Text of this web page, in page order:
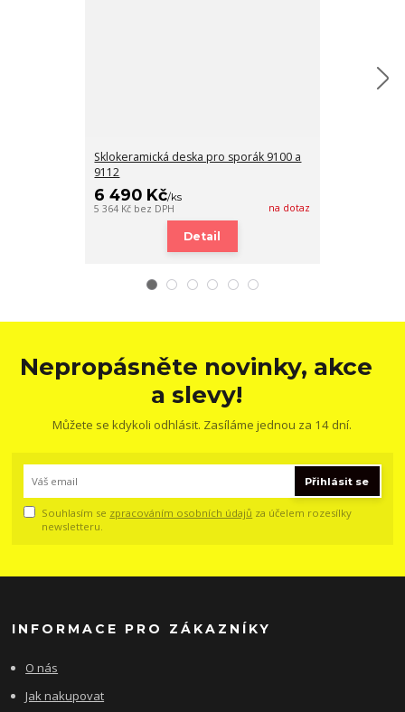
Sklokeramická deska pro sporák 9100 a
9112
6 490 Kč/ks
5 364 Kč bez DPH na dotaz
Detail
Nepropásněte novinky, akce
a slevy!
Můžete se kdykoli odhlásit. Zasíláme jednou za 14 dní.
Přihlásit se
Souhlasím se zpracováním osobních údajů za účelem rozesílky
newsletteru.
INFORMACE PRO ZÁKAZNÍKY
O nás
Jak nakupovat